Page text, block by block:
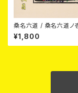
桑名六道 / 桑名六道ノ壱枚目
(CD)
¥1,800